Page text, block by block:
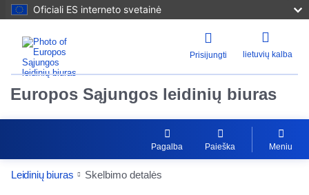
Oficiali ES interneto svetainė
Prisijungti lietuvių kalba
Europos Sąjungos leidinių biuras
Pagalba Paieška Meniu
Leidinių biuras Skelbimo detalės